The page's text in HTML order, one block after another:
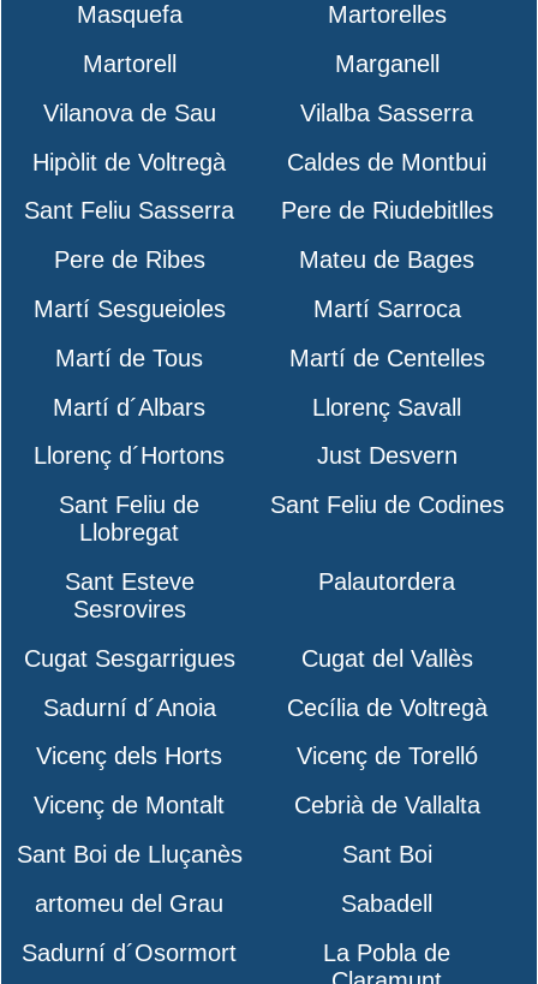
Masquefa
Martorelles
Martorell
Marganell
Vilanova de Sau
Vilalba Sasserra
Hipòlit de Voltregà
Caldes de Montbui
Sant Feliu Sasserra
Pere de Riudebitlles
Pere de Ribes
Mateu de Bages
Martí Sesgueioles
Martí Sarroca
Martí de Tous
Martí de Centelles
Martí d´Albars
Llorenç Savall
Llorenç d´Hortons
Just Desvern
Sant Feliu de
Llobregat
Sant Feliu de Codines
Sant Esteve
Sesrovires
Palautordera
Cugat Sesgarrigues
Cugat del Vallès
Sadurní d´Anoia
Cecília de Voltregà
Vicenç dels Horts
Vicenç de Torelló
Vicenç de Montalt
Cebrià de Vallalta
Sant Boi de Lluçanès
Sant Boi
artomeu del Grau
Sabadell
Sadurní d´Osormort
La Pobla de